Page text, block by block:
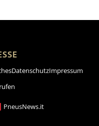
DatenschutzImpressum
PneusNews.it